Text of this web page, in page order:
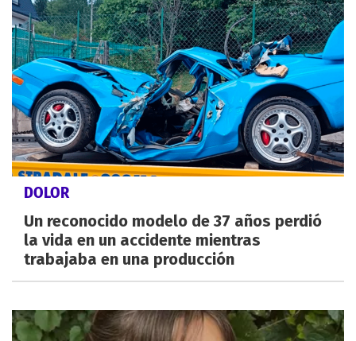
DOLOR
Un reconocido modelo de 37 años perdió
la vida en un accidente mientras
trabajaba en una producción